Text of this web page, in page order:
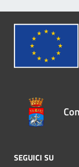
SEGUICI SU